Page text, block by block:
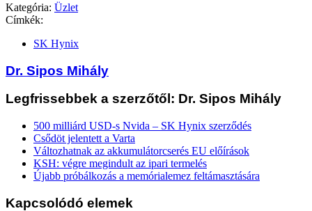
Kategória: Üzlet
Címkék:
SK Hynix
Dr. Sipos Mihály
Legfrissebbek a szerzőtől: Dr. Sipos Mihály
500 milliárd USD-s Nvida – SK Hynix szerződés
Csődöt jelentett a Varta
Változhatnak az akkumulátorcserés EU előírások
KSH: végre megindult az ipari termelés
Újabb próbálkozás a memórialemez feltámasztására
Kapcsolódó elemek